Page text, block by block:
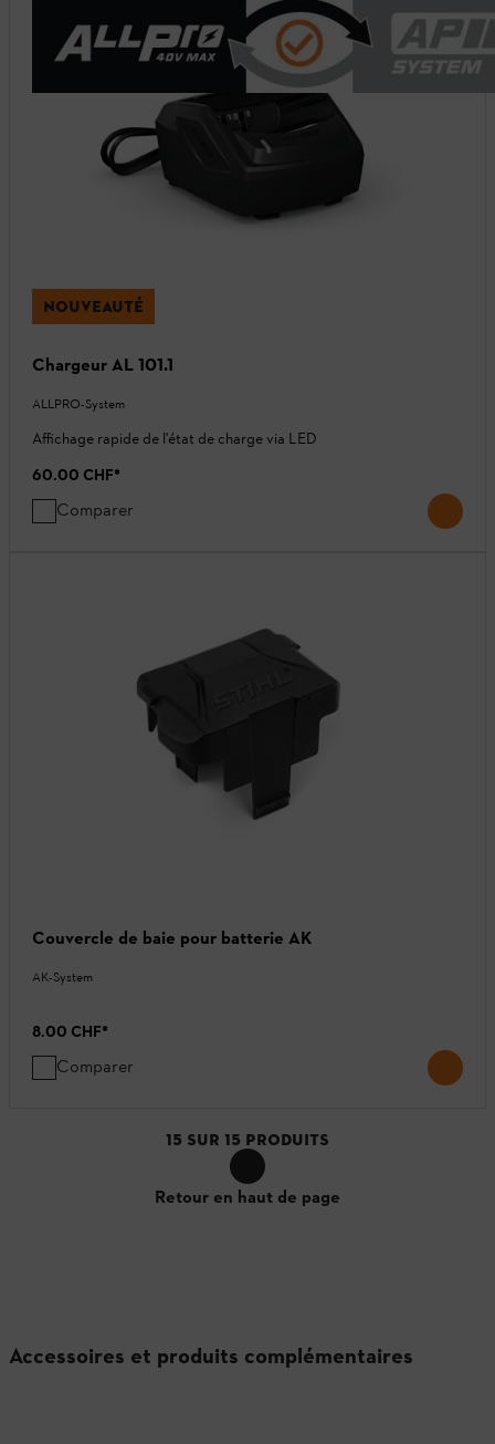
NOUVEAUTÉ
Chargeur AL 101.1
ALLPRO-System
Affichage rapide de l'état de charge via LED
60.00 CHF*
Comparer
Couvercle de baie pour batterie AK
AK-System
8.00 CHF*
Comparer
15 SUR 15 PRODUITS
Retour en haut de page
Accessoires et produits complémentaires